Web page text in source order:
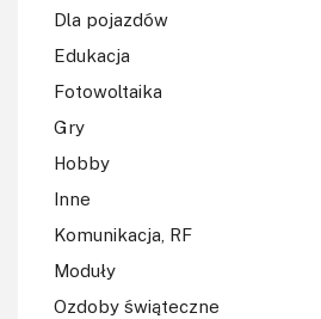
Dla pojazdów
Edukacja
Fotowoltaika
Gry
Hobby
Inne
Komunikacja, RF
Moduły
Ozdoby świąteczne